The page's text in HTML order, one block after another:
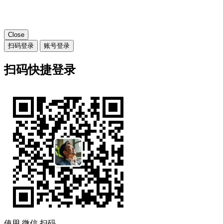
Close
扫码登录
账号登录
扫码快捷登录